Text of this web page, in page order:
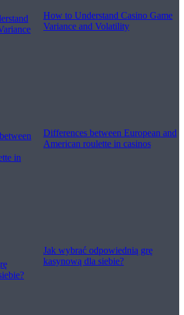
How to Understand Casino Game
Variance and Volatility
Differences between European and
American roulette in casinos
Jak wybrać odpowiednią grę
kasynową dla siebie?